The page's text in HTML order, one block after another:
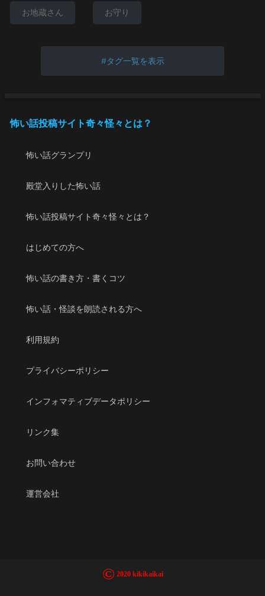
お地蔵さん お守り
タグ一覧を表示
怖い話投稿サイト奇々怪々とは？
怖い話グランプリ
殿堂入りした怖い話
怖い話投稿サイト奇々怪々とは？
はじめての方へ
怖い話の書き方・書くコツ
怖い話・怪談を朗読される方へ
利用規約
プライバシーポリシー
インフォマティブデータポリシー
リンク集
お問い合わせ
運営会社
© 2020 kikikaikai